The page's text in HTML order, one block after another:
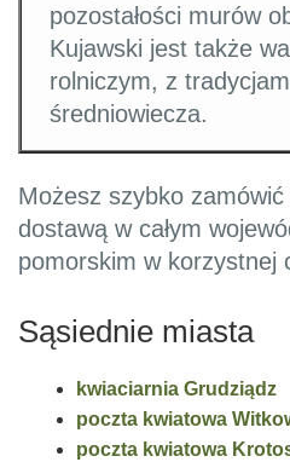
pozostałości murów
Kujawski jest także
rolniczym, z
średniowiecza.
Możesz szybko
dostawą w całym
pomorskim w korzystnej
Sąsiednie miasta
kwiaciarnia Grudziądz
poczta kwiatowa
poczta kwiatowa